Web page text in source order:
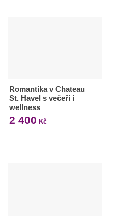
Romantika v Chateau
St. Havel s večeří i
wellness
2 400 Kč